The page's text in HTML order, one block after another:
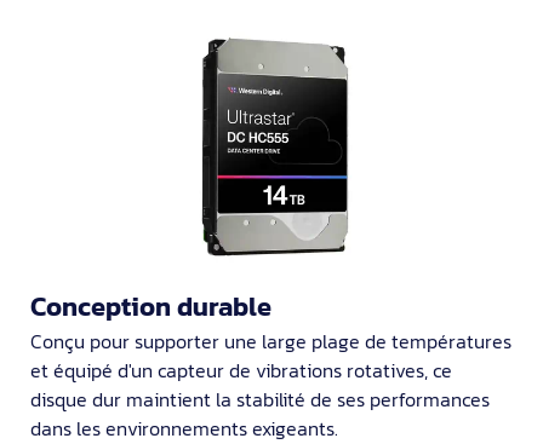
Conception durable
Conçu pour supporter une large plage de températures
et équipé d'un capteur de vibrations rotatives, ce
disque dur maintient la stabilité de ses performances
dans les environnements exigeants.